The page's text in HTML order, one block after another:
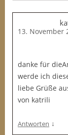
13. November
danke für
werde ich
liebe Grüße
von katrili
Antworten ↓